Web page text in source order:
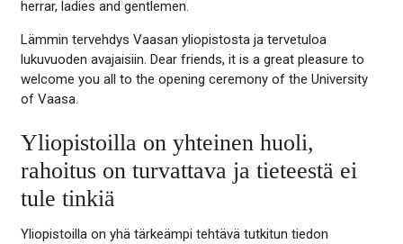
herrar, ladies and gentlemen.
Lämmin tervehdys Vaasan yliopistosta ja tervetuloa
lukuvuoden avajaisiin. Dear friends, it is a great pleasure to
welcome you all to the opening ceremony of the University
of Vaasa.
Yliopistoilla on yhteinen huoli,
rahoitus on turvattava ja tieteestä ei
tule tinkiä
Yliopistoilla on yhä tärkeämpi tehtävä tutkitun tiedon